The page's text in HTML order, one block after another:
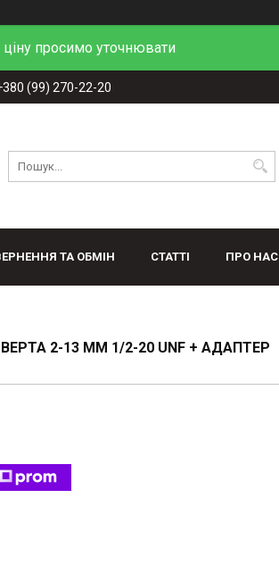
ціну просимо уточнювати
(99) 270-22-20
ТА ОБМІН СТАТТІ ПРО НАС
2-13 ММ 1/2-20 UNF + АДАПТЕР